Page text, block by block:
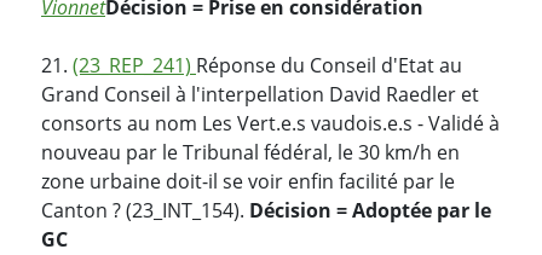
VionnetDécision = Prise en considération
21. (23_REP_241) Réponse du Conseil d'Etat au
Grand Conseil à l'interpellation David Raedler et
consorts au nom Les Vert.e.s vaudois.e.s - Validé à
nouveau par le Tribunal fédéral, le 30 km/h en
zone urbaine doit-il se voir enfin facilité par le
Canton ? (23_INT_154). Décision = Adoptée par le
GC